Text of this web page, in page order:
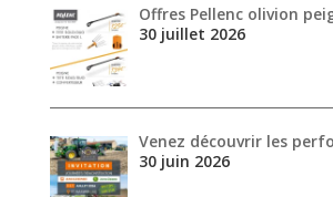
ARCHIVES
août 2026